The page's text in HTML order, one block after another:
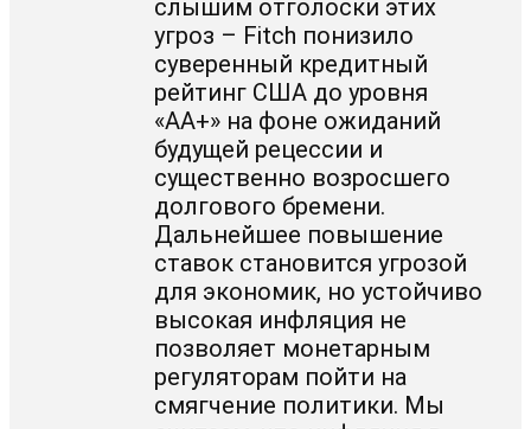
слышим отголоски этих
угроз – Fitch понизило
суверенный кредитный
рейтинг США до уровня
«AA+» на фоне ожиданий
будущей рецессии и
существенно возросшего
долгового бремени.
Дальнейшее повышение
ставок становится угрозой
для экономик, но устойчиво
высокая инфляция не
позволяет монетарным
регуляторам пойти на
смягчение политики. Мы